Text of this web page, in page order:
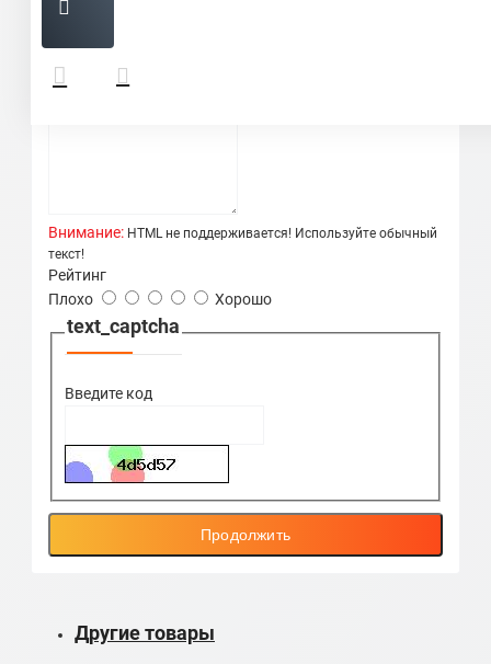
Ваш отзыв
Внимание: HTML не поддерживается! Используйте обычный
текст!
Рейтинг
Плохо
Хорошо
text_captcha
Введите код
Продолжить
Другие товары